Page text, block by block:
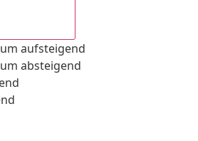
aufsteigend
absteigend